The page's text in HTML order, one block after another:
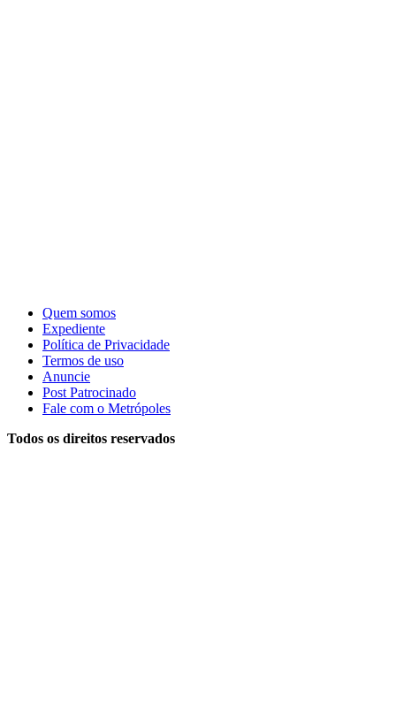
Quem somos
Expediente
Política de Privacidade
Termos de uso
Anuncie
Post Patrocinado
Fale com o Metrópoles
Todos os direitos reservados